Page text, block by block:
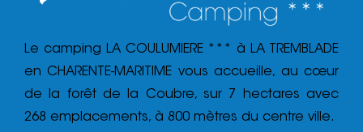
Le camping LA COULUMIERE *** à LA TREMBLADE
en CHARENTE-MARITIME vous accueille, au cœur
de la forêt de la Coubre, sur 7 hectares avec
268 emplacements, à 800 mètres du centre ville.